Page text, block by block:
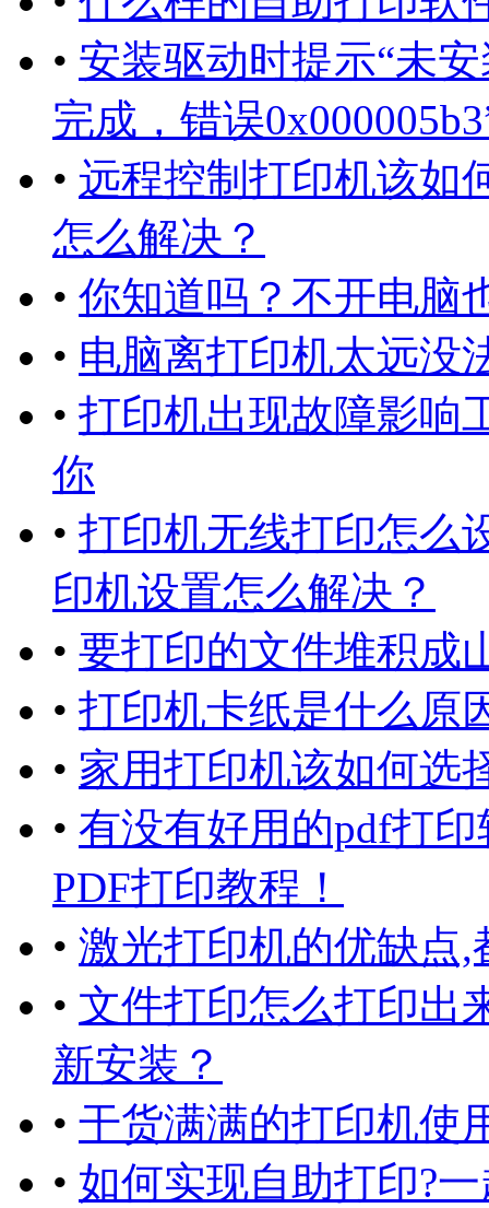
• 安装驱动时提示“未
完成，错误
• 远程控制打印机该如
怎么解决？
• 你知道吗？不开电脑
• 电脑离打印机太远没
• 打印机出现故障影响
你
• 打印机无线打印怎么
印机设置怎么解决？
• 要打印的文件堆积成
• 打印机卡纸是什么原
• 家用打印机该如何选
• 有没有好用的pdf打
PDF打印教程！
• 激光打印机的优缺点
• 文件打印怎么打印出
新安装？
• 干货满满的打印机使
• 如何实现自助打印?